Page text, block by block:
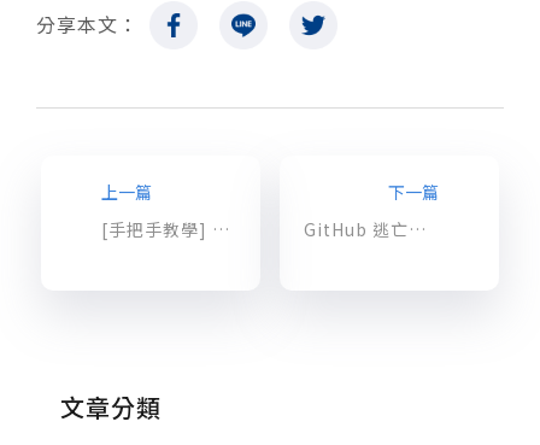
分享本文：
上一篇
[手把手教學] 如何在 Google Cloud 上跑 Windows Server 容錯移轉叢集 (一)
下一篇
GitHub 逃亡潮看這邊：手把手教你在 GCP 快速安裝 GitLab
文章分類